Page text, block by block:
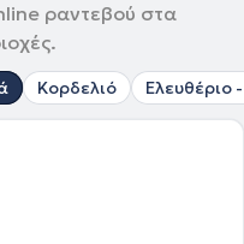
ραντεβού στα
Κορδελιό Ελευθέριο